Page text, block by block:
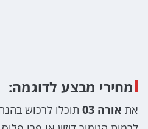
מחירי מבצע לדוגמה:
את אורה 03